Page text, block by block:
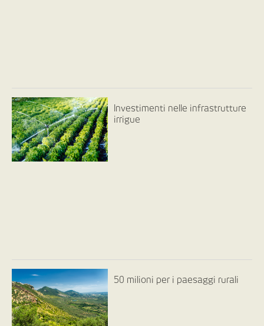
Investimenti nelle infrastrutture
irrigue
50 milioni per i paesaggi rurali